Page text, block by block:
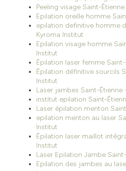
Peeling visage Saint-
Epilation oreille homme
epilation definitive homme
Kyroma Institut
Epilation visage homme
Institut
Épilation laser femme
Épilation définitive sourcils
Institut
Laser jambes Saint-Étienne
institut epilation Saint-
Laser épilation menton
epilation menton au laser
Institut
Épilation laser maillot
Institut
Laser Epilation Jambe
Epilation des jambes au